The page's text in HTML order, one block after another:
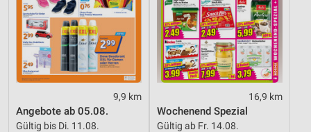
9,9 km
Angebote ab 05.08.
Gültig bis Di. 11.08.
16,9 km
Wochenend Spezial
Gültig ab Fr. 14.08.
Werbung